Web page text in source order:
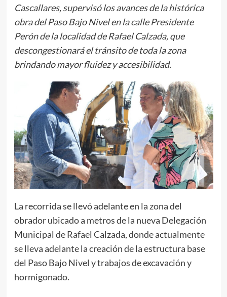
Cascallares, supervisó los avances de la histórica
obra del Paso Bajo Nivel en la calle Presidente
Perón de la localidad de Rafael Calzada, que
descongestionará el tránsito de toda la zona
brindando mayor fluidez y accesibilidad.
La recorrida se llevó adelante en la zona del
obrador ubicado a metros de la nueva Delegación
Municipal de Rafael Calzada, donde actualmente
se lleva adelante la creación de la estructura base
del Paso Bajo Nivel y trabajos de excavación y
hormigonado.